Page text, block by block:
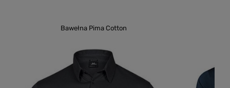
Bawełna Pima Cotton